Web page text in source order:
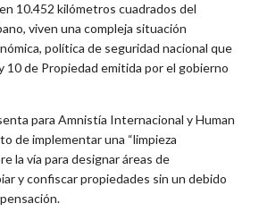
10.452 kilómetros cuadrados del
viven una compleja situación
política de seguridad nacional que
10 de Propiedad emitida por el gobierno
para Amnistía Internacional y Human
de implementar una “limpieza
la vía para designar áreas de
y confiscar propiedades sin un debido